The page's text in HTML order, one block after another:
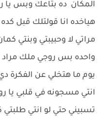
المكان ده بتاعك وبس
هياخده انا قولتلك قبل
مراتي لا وحبيبتي وبنتي
واحده بس روجي ملك
يوم ما هتخلي عن الفكرة
انتي مسجونه في قلبي يا
تسبيني حتي لو انتي طلبتي